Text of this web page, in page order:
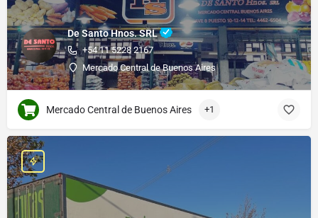
De Santo Hnos. SRL
+54 11 5228 2167
Mercado Central de Buenos Aires
Mercado Central de Buenos Aires +1